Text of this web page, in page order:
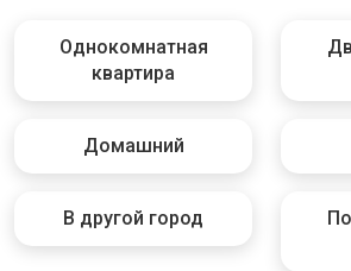
Однокомнатная
квартира
Домашний
В другой город